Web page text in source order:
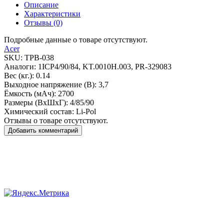
Описание
Характеристики
Отзывы (0)
Подробные данные о товаре отсутствуют.
Acer
SKU: TPB-038
Аналоги: 1ICP4/90/84, KT.0010H.003, PR-329083
Вес (кг.): 0.14
Выходное напряжение (В): 3,7
Ёмкость (мАч): 2700
Размеры (ВxШxГ): 4/85/90
Химический состав: Li-Pol
Отзывы о товаре отсутствуют.
Добавить комментарий